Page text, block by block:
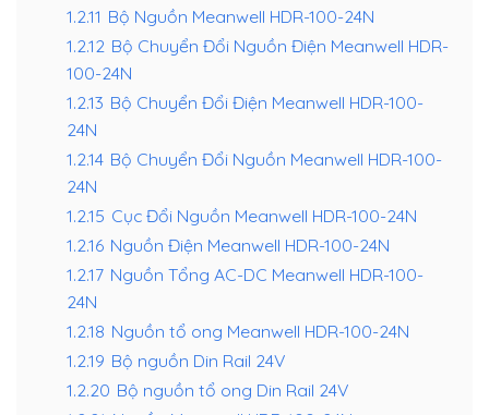
1.2.11 Bộ Nguồn Meanwell HDR-100-24N
1.2.12 Bộ Chuyển Đổi Nguồn Điện Meanwell HDR-
100-24N
1.2.13 Bộ Chuyển Đổi Điện Meanwell HDR-100-
24N
1.2.14 Bộ Chuyển Đổi Nguồn Meanwell HDR-100-
24N
1.2.15 Cục Đổi Nguồn Meanwell HDR-100-24N
1.2.16 Nguồn Điện Meanwell HDR-100-24N
1.2.17 Nguồn Tổng AC-DC Meanwell HDR-100-
24N
1.2.18 Nguồn tổ ong Meanwell HDR-100-24N
1.2.19 Bộ nguồn Din Rail 24V
1.2.20 Bộ nguồn tổ ong Din Rail 24V